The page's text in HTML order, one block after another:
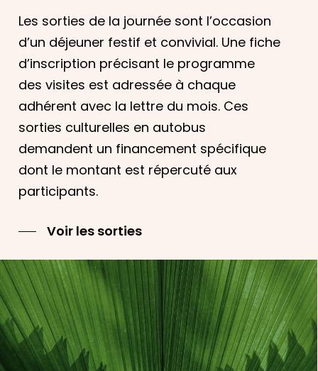
Les sorties de la journée sont l’occasion
d’un déjeuner festif et convivial. Une fiche
d’inscription précisant le programme
des visites est adressée à chaque
adhérent avec la lettre du mois. Ces
sorties culturelles en autobus
demandent un financement spécifique
dont le montant est répercuté aux
participants.
Voir les sorties